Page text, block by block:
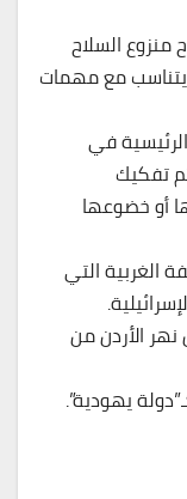
منزوع السلاح
مع مهمات
في
تفكيك
أو خضوعها
الغربية التي
الأردن من
يهودية”.